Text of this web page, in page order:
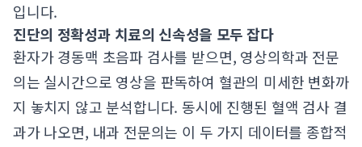
입니다.
진단의 정확성과 치료의 신속성을 모두 잡다
환자가 경동맥 초음파 검사를 받으면, 영상의학과 전문
의는 실시간으로 영상을 판독하여 혈관의 미세한 변화까
지 놓치지 않고 분석합니다. 동시에 진행된 혈액 검사 결
과가 나오면, 내과 전문의는 이 두 가지 데이터를 종합적